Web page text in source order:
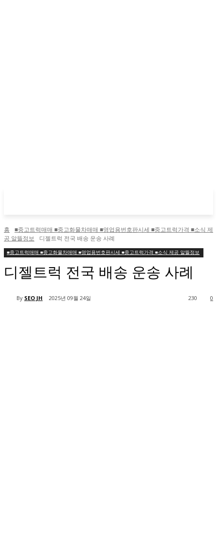
홈
■중고트럭매매 ■중고화물차매매 ■영업용번호판시세 ■중고트럭가격 ■소식 제
공 알뜰정보
디젤트럭 전국 배송 운송 사례
■중고트럭매매 ■중고화물차매매 ■영업용번호판시세 ■중고트럭가격 ■소식 제공 알뜰정보
디젤트럭 전국 배송 운송 사례
By SEO JH 2025년 09월 24일 0
230